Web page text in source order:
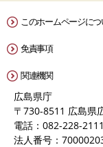
このホームページに
免責事項
関連機関
広島県庁
〒730-8511 広島県
電話：082-228-2111
法人番号：